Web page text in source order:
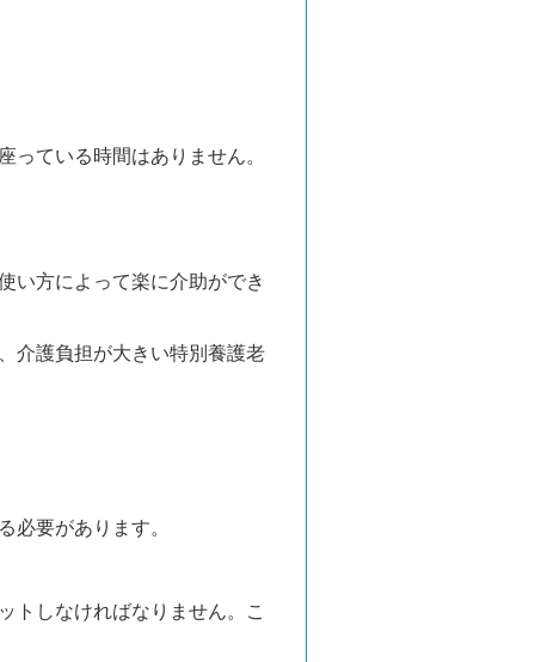
ている時間はありません。
い方によって楽に介助ができ
介護負担が大きい特別養護老
必要があります。
トしなければなりません。こ